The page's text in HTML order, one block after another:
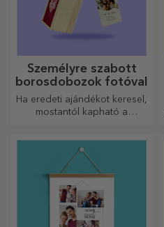
Személyre szabott
borosdobozok fotóval
Ha eredeti ajándékot keresel,
mostantól kapható a
ajándéknak bizonyul!